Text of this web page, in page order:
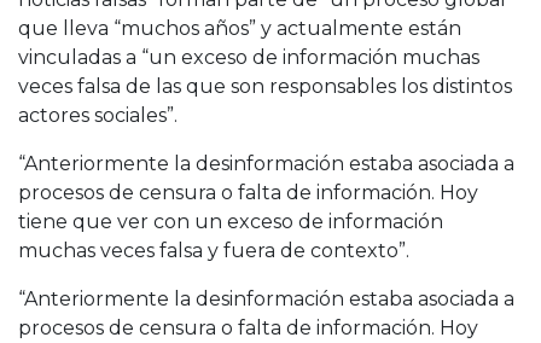
que lleva “muchos años” y actualmente están
vinculadas a “un exceso de información muchas
veces falsa de las que son responsables los distintos
actores sociales”.
“Anteriormente la desinformación estaba asociada a
procesos de censura o falta de información. Hoy
tiene que ver con un exceso de información
muchas veces falsa y fuera de contexto”.
“Anteriormente la desinformación estaba asociada a
procesos de censura o falta de información. Hoy